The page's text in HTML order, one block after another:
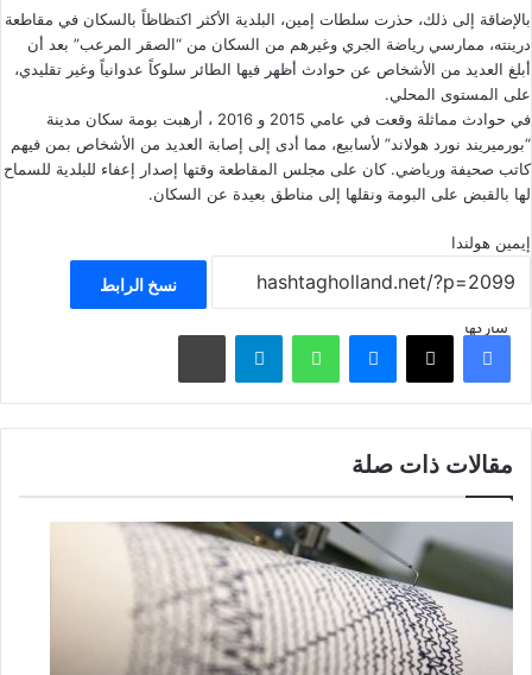
بالإضاقة إلى ذلك، حذرت سلطات إمين، البلدية الأكثر اكتظاظاً بالسكان في مقاطعة
درينته، ممارسي رياضة الجري وغيرهم من السكان من “الصقر المرعب” بعد أن
أبلغ العديد من الأشخاص عن حوادث أظهر فيها الطائر سلوكاً عدوانياً وغير تقليدي،
على المستوى المحلي.
في حوادث مماثلة وقعت في عامي 2015 و 2016 ، أرهبت بومة سكان مدينة
“بورميريند نورد هولاند” لأسابيع، مما أدى إلى إصابة العديد من الأشخاص بمن فيهم
كاتب صحيفة ورياضي. كان على مجلس المقاطعة وقتها إصدار إعفاء للبلدية للسماح
لها بالقبض على البومة ونقلها إلى مناطق بعيدة عن السكان.
إيمين هولندا
نسخ الرابط
شاركهافيسبوك ‫X ماسنجر واتساب تيلقرام مشاركة عبر البريد
مقالات ذات صلة